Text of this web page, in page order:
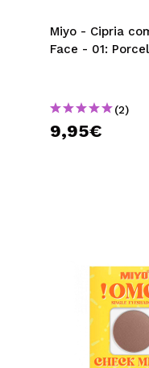
Miyo - Cipria
Face - 01:
(2)
9,95€